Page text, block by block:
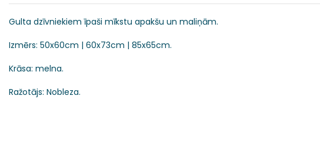
Gulta dzīvniekiem īpaši mīkstu apakšu un maliņām.
Izmērs: 50x60cm | 60x73cm | 85x65cm.
Krāsa: melna.
Ražotājs: Nobleza.